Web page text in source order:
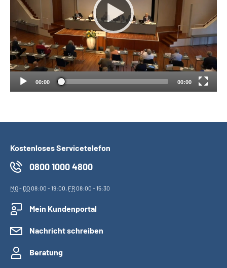
Language
Inhalte in Gebärdensprache (DGS)
Leichte Sprache
00:00 00:00
Kostenloses Servicetelefon
0800 1000 4800
MO- DO08:00 - 19:00, FR08:00 - 15:30
Mein Kundenportal
Nachricht schreiben
Beratung